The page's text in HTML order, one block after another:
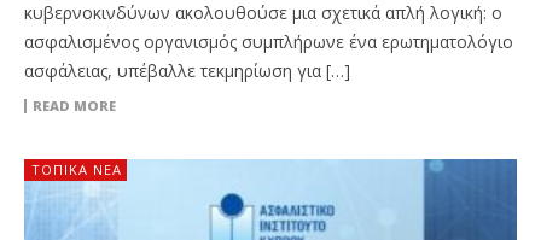
κυβερνοκινδύνων ακολουθούσε μια σχετικά απλή λογική: ο
ασφαλισμένος οργανισμός συμπλήρωνε ένα ερωτηματολόγιο
ασφάλειας, υπέβαλλε τεκμηρίωση για […]
READ MORE
ΤΟΠΙΚΑ ΝΕΑ